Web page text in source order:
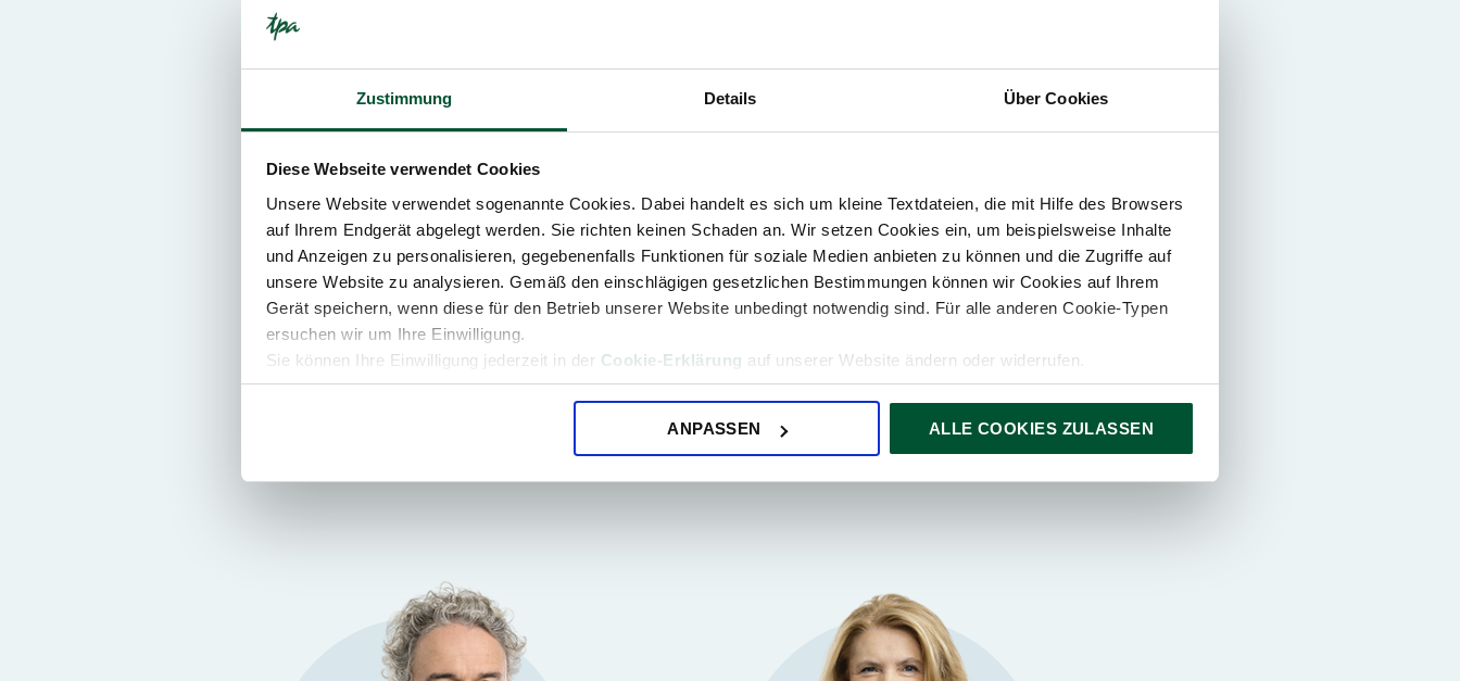
Zustimmung Details Über Cookies
Diese Webseite verwendet Cookies
Unsere Website verwendet sogenannte Cookies. Dabei handelt es sich um kleine Textdateien, die mit Hilfe des Browsers
auf Ihrem Endgerät abgelegt werden. Sie richten keinen Schaden an. Wir setzen Cookies ein, um beispielsweise Inhalte
und Anzeigen zu personalisieren, gegebenenfalls Funktionen für soziale Medien anbieten zu können und die Zugriffe auf
unsere Website zu analysieren. Gemäß den einschlägigen gesetzlichen Bestimmungen können wir Cookies auf Ihrem
Gerät speichern, wenn diese für den Betrieb unserer Website unbedingt notwendig sind. Für alle anderen Cookie-Typen
ersuchen wir um Ihre Einwilligung.
Sie können Ihre Einwilligung jederzeit in der Cookie-Erklärung auf unserer Website ändern oder widerrufen.
ANPASSEN ALLE COOKIES ZULASSEN
Vienna,Graz